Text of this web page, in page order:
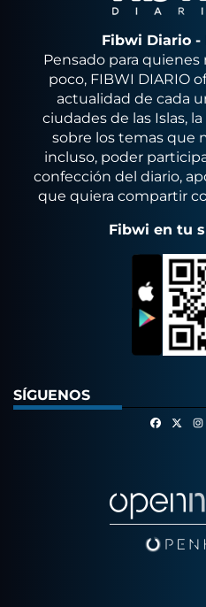
Fibwi Diario -
Pensado para
poco, FIBWI DIARIO
actualidad de cada
ciudades de las Islas,
sobre los temas que
incluso, poder
confección del diario,
que quiera compartir
Fibwi en tu
SÍGUENOS
Facebook